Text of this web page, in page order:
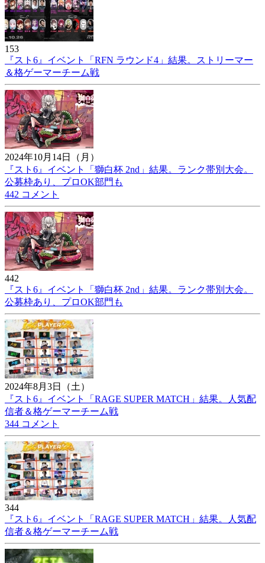
153
『スト6』イベント「RFN ラウンド4」結果。ストリーマー
＆格ゲーマーチーム戦
2024年10月14日（月）
『スト6』イベント「獅白杯 2nd」結果。ランク帯別大会。
公募枠あり、プロOK部門も
442 コメント
442
『スト6』イベント「獅白杯 2nd」結果。ランク帯別大会。
公募枠あり、プロOK部門も
2024年8月3日（土）
『スト6』イベント「RAGE SUPER MATCH」結果。人気配
信者＆格ゲーマーチーム戦
344 コメント
344
『スト6』イベント「RAGE SUPER MATCH」結果。人気配
信者＆格ゲーマーチーム戦